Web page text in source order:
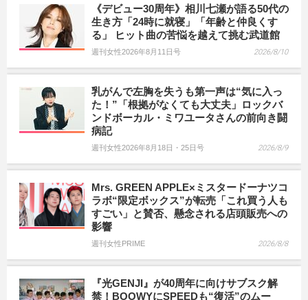
《デビュー30周年》相川七瀬が語る50代の
生き方「24時に就寝」「年齢と仲良くす
る」 ヒット曲の苦悩を越えて挑む武道館
週刊女性2026年8月11日号 2026/8/10
乳がんで左胸を失うも第一声は“気に入っ
た！”「根拠がなくても大丈夫」ロックバ
ンドボーカル・ミワユータさんの前向き闘
病記
週刊女性2026年8月18日・25日号 2026/8/9
Mrs. GREEN APPLE×ミスタードーナツコ
ラボ“限定ボックス”が転売「これ買う人も
すごい」と賛否、懸念される店頭販売への
影響
週刊女性PRIME 2026/8/8
『光GENJI』が40周年に向けサブスク解
禁！BOOWYにSPEEDも“復活”のムー